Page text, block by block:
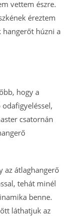
vettem észre.
éreztem
húzni a
hogy a
csatornán
az átlaghangerő
tehát minél
benne.
láthatjuk az